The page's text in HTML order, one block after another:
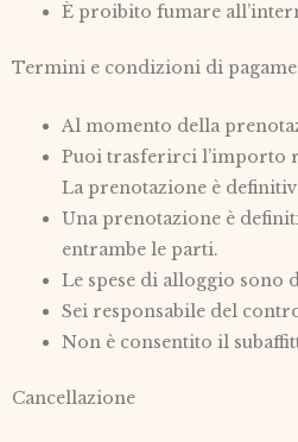
È proibito fumare
Termini e condizioni di
Al momento della
Puoi trasferirci l’importo
La prenotazione è
Una prenotazione è
entrambe le parti.
Le spese di alloggio sono
Sei responsabile del
Non è consentito il
Cancellazione